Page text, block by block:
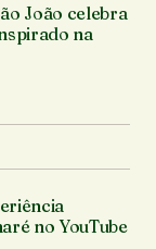
João celebra
na
no YouTube